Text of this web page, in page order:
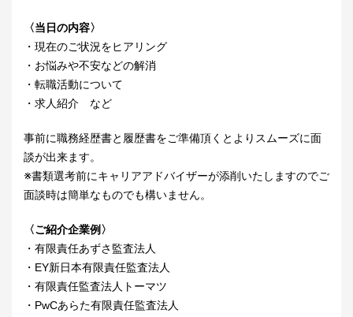
〈当日の内容〉
・現在のご状況をヒアリング
・お悩みや不安などの解消
・転職活動について
・求人紹介 など
事前に職務経歴書と履歴書をご準備頂くとよりスムーズに面
談が出来ます。
※書類選考前にキャリアアドバイザーが添削いたしますのでご
面談時は簡単なものでも構いません。
〈ご紹介企業例〉
・有限責任あずさ監査法人
・EY新日本有限責任監査法人
・有限責任監査法人トーマツ
・PwCあらた有限責任監査法人